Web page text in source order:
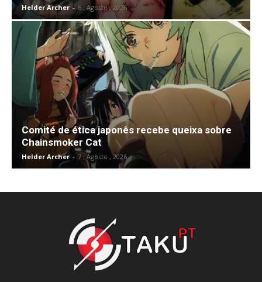
Helder Archer - 6 , Agosto , 2026
Comité de ética japonês recebe queixa sobre
Chainsmoker Cat
Helder Archer - 7 , Agosto , 2026